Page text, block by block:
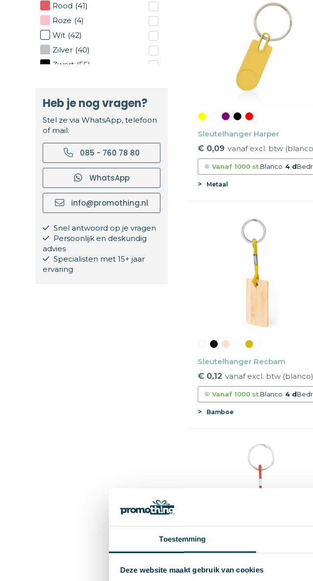
Toestemming
Deze website maakt gebruik van cookies
Rood (41)
Roze (4)
Wit (42)
Zilver (40)
Zwart (55)
Heb je nog vragen?
Stel ze via WhatsApp, telefoon
of mail:
085 - 760 78 80
WhatsApp
info@promothing.nl
Snel antwoord op je vragen
Persoonlijk en deskundig
advies
Specialisten met 15+ jaar
ervaring
Sleutelhanger Harper
€ 0,09 vanaf excl. btw
Vanaf 1000 st.Blanco 4 d
Metaal
Sleutelhanger Recbam
€ 0,12 vanaf excl. btw (blanco)
Vanaf 1000 st.Blanco 4 d
Bamboe